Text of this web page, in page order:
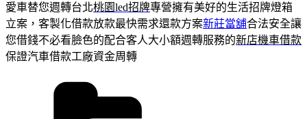
愛車替您週轉台北桃園led招牌專營擁有美好的生活招牌燈箱
立案，客製化借款放款最快需求還款方案新莊當舖合法安全讓
您借錢不必看臉色的配合客人大小額週轉服務的新店機車借款
保證汽車借款工廠資金周轉